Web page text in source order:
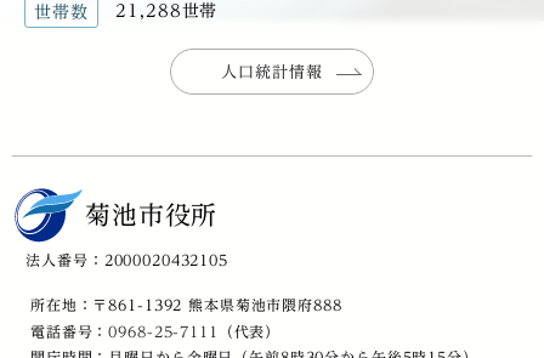
世帯数 21,288世帯
人口統計情報
菊池市役所
法人番号：2000020432105
所在地：〒861-1392 熊本県菊池市隈府888
電話番号：0968-25-7111
（代表）